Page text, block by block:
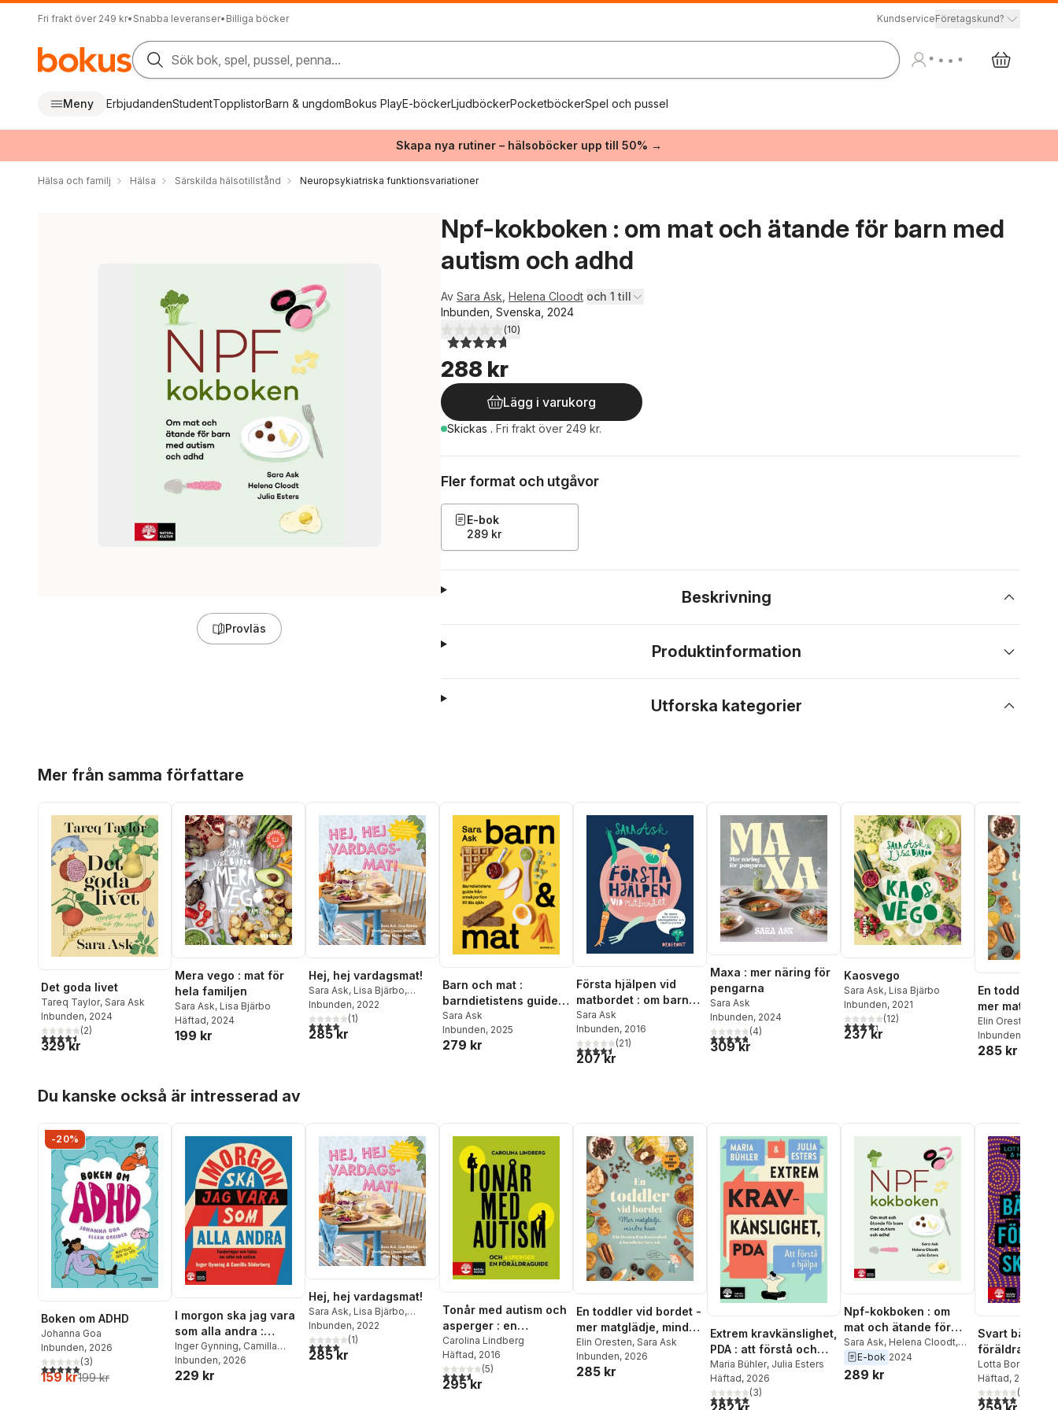
Fri frakt över 249 kr• Snabba leveranser• Billiga böcker KundserviceFöretagskund?
Sök bok, spel, pussel, penna...
Meny ErbjudandenStudentTopplistorBarn & ungdomBokus PlayE-böckerLjudböckerPocketböckerSpel och pussel
Skapa nya rutiner – hälsoböcker upp till 50% →
Hälsa och familj Hälsa Särskilda hälsotillstånd Neuropsykiatriska funktionsvariationer
Provläs
Npf-kokboken : om mat och ätande för barn med
autism och adhd
Av Sara Ask Helena Cloodt och 1 till
Inbunden, Svenska, 2024
4,7utav 5 stjärnor. Totalt antal röster:
(10)
288 kr
Lägg i varukorg
Skickas . Fri frakt över 249 kr.
Fler format och utgåvor
E-bok
289 kr
Beskrivning
Produktinformation
Utforska kategorier
Mer från samma författare
Det goda livet
Tareq Taylor, Sara Ask
Inbunden, 2024
4,5utav 5 stjärnor. Totalt antal röster:
(2)
329 kr
Mera vego : mat för
hela familjen
Sara Ask, Lisa Bjärbo
Häftad, 2024
199 kr
Hej, hej vardagsmat!
Sara Ask, Lisa Bjärbo,
Louise Winblad
Inbunden, 2022
4,0utav 5 stjärnor. Totalt antal röster:
(1)
285 kr
Barn och mat :
barndietistens guide
från smakportion till
äta själv
Sara Ask
Inbunden, 2025
279 kr
Första hjälpen vid
matbordet : om barns
matkrångel,
näringsbehov och
smakfavoriter
Sara Ask
Inbunden, 2016
4,5utav 5 stjärnor. Totalt antal röster:
(21)
207 kr
Maxa : mer näring för
pengarna
Sara Ask
Inbunden, 2024
4,8utav 5 stjärnor. Totalt antal röster:
(4)
309 kr
Kaosvego
Sara Ask, Lisa Bjärbo
Inbunden, 2021
4,3utav 5 stjärnor. Totalt antal röster:
(12)
237 kr
En toddler
mer
kaos : 55
småbarnsåren
Elin Oresten
Inbunden
285 kr
Du kanske också är intresserad av
-20%
Boken om ADHD
Johanna Goa
Inbunden, 2026
5,0utav 5 stjärnor. Totalt antal röster:
(3)
159 kr199 kr
I morgon ska jag vara
som alla andra :
funderingar och fakta
om adhd och autism
Inger Gynning, Camilla
Söderberg
Inbunden, 2026
229 kr
Hej, hej vardagsmat!
Sara Ask, Lisa Bjärbo,
Louise Winblad
Inbunden, 2022
4,0utav 5 stjärnor. Totalt antal röster:
(1)
285 kr
Tonår med autism och
asperger : en
föräldraguide
Carolina Lindberg
Häftad, 2016
3,6utav 5 stjärnor. Totalt antal röster:
(5)
295 kr
En toddler vid bordet -
mer matglädje, mindre
kaos : 55 recept för
småbarnsåren
Elin Oresten, Sara Ask
Inbunden, 2026
285 kr
Extrem kravkänslighet,
PDA : att förstå och
hjälpa
Maria Bühler, Julia Esters
Häftad, 2026
5,0utav 5 stjärnor. Totalt antal röster:
(3)
Npf-kokboken : om
mat och ätande för
barn med autism och
adhd
Sara Ask, Helena Cloodt,
Julia Esters
E-bok 2024
289 kr
Svart bälte i
föräldraskap
vardagen i
familjer
Lotta Borg
Martina Nelson
Häftad, 2021
4,9utav 5(